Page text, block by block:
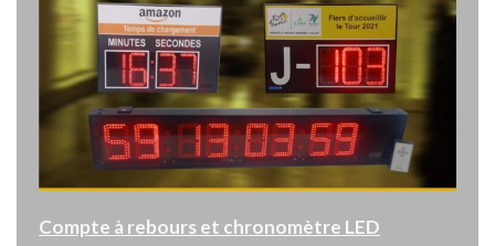
Compte à rebours et chronomètre LED